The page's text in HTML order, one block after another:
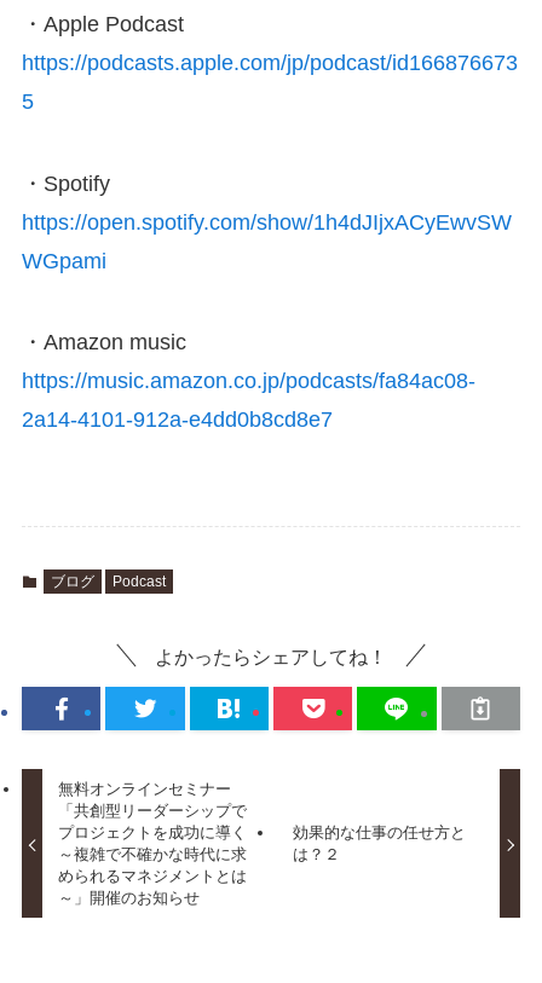
・Apple Podcast
https://podcasts.apple.com/jp/podcast/id166876673
5
・Spotify
https://open.spotify.com/show/1h4dJIjxACyEwvSW
WGpami
・Amazon music
https://music.amazon.co.jp/podcasts/fa84ac08-
2a14-4101-912a-e4dd0b8cd8e7
ブログ Podcast
よかったらシェアしてね！
無料オンラインセミナー
「共創型リーダーシップで
プロジェクトを成功に導く
～複雑で不確かな時代に求
められるマネジメントとは
～」開催のお知らせ
効果的な仕事の任せ方と
は？２